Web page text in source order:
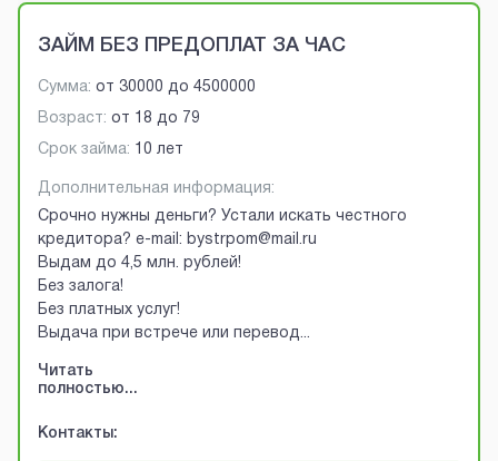
ЗАЙМ БЕЗ ПРЕДОПЛАТ ЗА ЧАС
Сумма: от 30000 до 4500000
Возраст: от 18 до 79
Срок займа: 10 лет
Дополнительная информация:
Срочно нужны деньги? Устали искать честного
кредитора? e-mail: bystrpom@mail.ru
Выдам до 4,5 млн. рублей!
Без залога!
Без платных услуг!
Выдача при встрече или перевод...
Читать
полностью...
Контакты: